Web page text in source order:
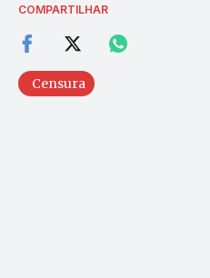
COMPARTILHAR
Censura